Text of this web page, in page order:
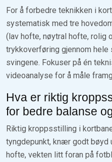
For å forbedre teknikken i
systematisk med tre
(lav hofte, nøytral hofte, rolig
trykkoverføring gjennom
svingene. Fokuser på én
videoanalyse for å måle
Hva er riktig
for bedre balanse
Riktig kroppsstilling i
tyngdepunkt, knær godt bøyd
hofte, vekten litt foran på